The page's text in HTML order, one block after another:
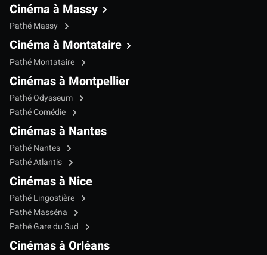
Cinéma à Massy
Pathé Massy
Cinéma à Montataire
Pathé Montataire
Cinémas à Montpellier
Pathé Odysseum
Pathé Comédie
Cinémas à Nantes
Pathé Nantes
Pathé Atlantis
Cinémas à Nice
Pathé Lingostière
Pathé Masséna
Pathé Gare du Sud
Cinémas à Orléans